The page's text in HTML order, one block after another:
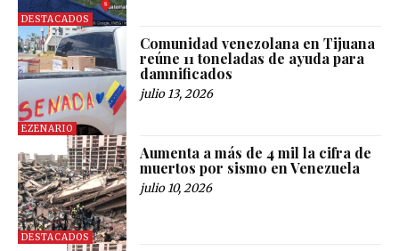
DESTACADOS
EZENARIO
Comunidad venezolana en Tijuana
reúne 11 toneladas de ayuda para
damnificados
julio 13, 2026
DESTACADOS
Aumenta a más de 4 mil la cifra de
muertos por sismo en Venezuela
julio 10, 2026